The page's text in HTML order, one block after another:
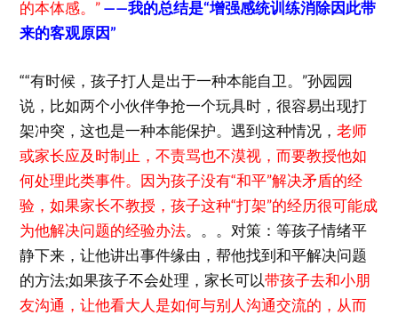
的本体感。”——我的总结是“增强感统训练消除因此带
来的客观原因”
““有时候，孩子打人是出于一种本能自卫。”孙园园
说，比如两个小伙伴争抢一个玩具时，很容易出现打
架冲突，这也是一种本能保护。遇到这种情况，老师
或家长应及时制止，不责骂也不漠视，而要教授他如
何处理此类事件。因为孩子没有“和平”解决矛盾的经
验，如果家长不教授，孩子这种“打架”的经历很可能成
为他解决问题的经验办法。。。对策：等孩子情绪平
静下来，让他讲出事件缘由，帮他找到和平解决问题
的方法;如果孩子不会处理，家长可以带孩子去和小朋
友沟通，让他看大人是如何与别人沟通交流的，从而